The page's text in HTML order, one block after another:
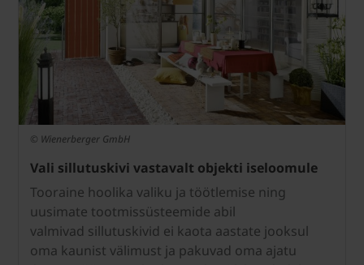
© Wienerberger GmbH
Vali sillutuskivi vastavalt objekti iseloomule
Tooraine hoolika valiku ja töötlemise ning
uusimate tootmissüsteemide abil
valmivad sillutuskivid ei kaota aastate jooksul
oma kaunist välimust ja pakuvad oma ajatu